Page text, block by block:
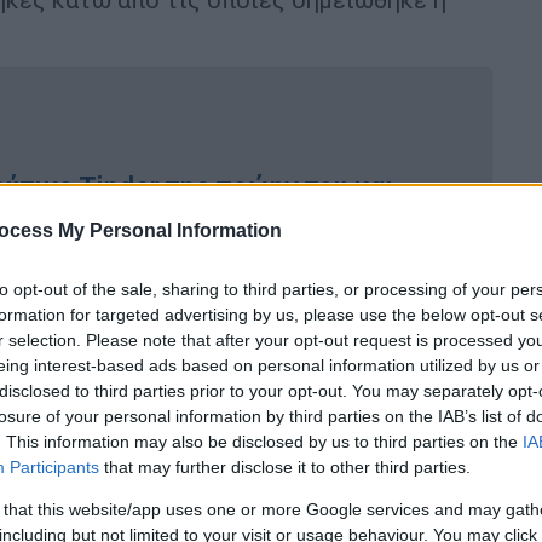
My Personal Information
opt-out of the sale, sharing to third parties, or processing of your
for targeted advertising by us, please use the below opt-out
selection. Please note that after your opt-out request is processed
interest-based ads based on personal information utilized by us
to third parties prior to your opt-out. You may separately
of your personal information by third parties on the IAB’s list of
This information may also be disclosed by us to third parties on the
Participants that may further disclose it to other third parties.
that this website/app uses one or more Google services and may
but not limited to your visit or usage behaviour. You may
Tinder της πρώην του και
Park,σε μια περιοχή όπου συχνά
έχει οδηγήσει τις αρχές να επαναφέρουν
για τα θαλάσσια σπορ και την
την φάλαινα που κατέγραψαν